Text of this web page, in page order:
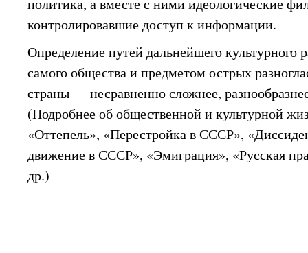
политика, а вместе с ними идеологические
контролировавшие доступ к информации.
Определение путей дальнейшего культурного
самого общества и предметом острых
страны — несравненно сложнее,
(Подробнее об общественной и культурной
«Оттепель», «Перестройка в СССР»,
движение в СССР», «Эмиграция», «Русская
др.)